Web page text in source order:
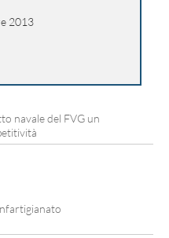
2013
navale del FVG un